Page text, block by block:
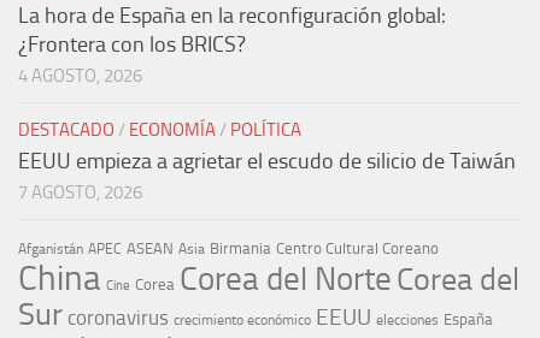
La hora de España en la reconfiguración global:
¿Frontera con los BRICS?
4 AGOSTO, 2026
DESTACADO / ECONOMÍA/ POLÍTICA
EEUU empieza a agrietar el escudo de silicio de Taiwán
7 AGOSTO, 2026
Afganistán APEC ASEAN Asia Birmania Centro Cultural Coreano
China Cine Corea Corea del NorteCorea del
Sur coronavirus crecimiento económico EEUU elecciones España